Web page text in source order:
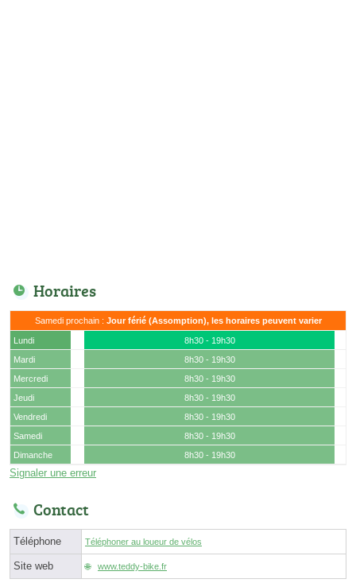
Horaires
Samedi prochain : Jour férié (Assomption), les horaires peuvent varier
Lundi
8h30 - 19h30
Mardi
8h30 - 19h30
Mercredi
8h30 - 19h30
Jeudi
8h30 - 19h30
Vendredi
8h30 - 19h30
Samedi
8h30 - 19h30
Dimanche
8h30 - 19h30
Signaler une erreur
Contact
Téléphone Téléphoner au loueur de vélos
Site web www.teddy-bike.fr